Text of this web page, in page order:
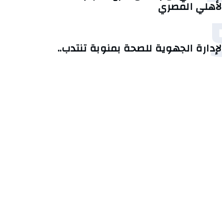
المصري
الجهوية للصحة بمنوبة تنتدب..